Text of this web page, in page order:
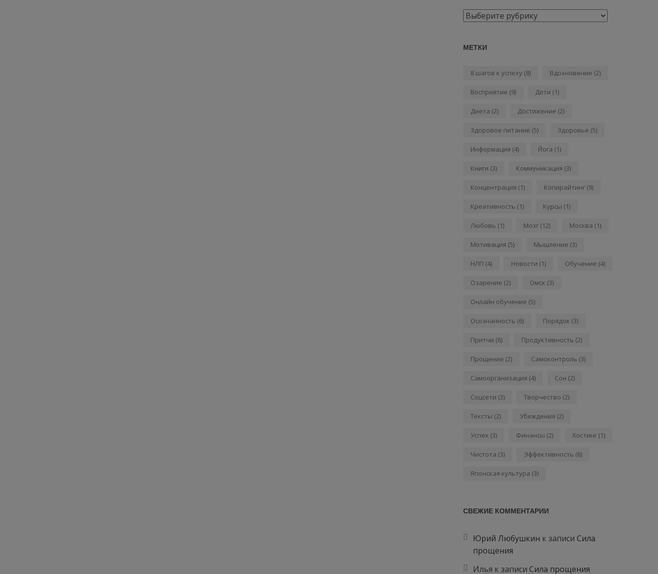
Рубрики
МЕТКИ
8 шагов к успеху (8) Вдохновение (2)
Восприятие (9) Дети (1)
Диета (2) Достижение (2)
Здоровое питание (5) Здоровье (5)
Информация (4) Йога (1)
Книги (3) Коммуникация (3)
Концентрация (1) Копирайтинг (9)
Креативность (1) Курсы (1)
Любовь (1) Мозг (12) Москва (1)
Мотивация (5) Мышление (3)
НЛП (4) Новости (1) Обучение (4)
Озарение (2) Омск (3)
Онлайн обучение (5)
Осознанность (6) Порядок (3)
Притчи (6) Продуктивность (2)
Прощение (2) Самоконтроль (3)
Самоорганизация (4) Сон (2)
Соцсети (3) Творчество (2)
Тексты (2) Убеждения (2)
Успех (3) Финансы (2) Хостинг (1)
Чистота (3) Эффективность (6)
Японская культура (3)
СВЕЖИЕ КОММЕНТАРИИ
Юрий Любушкин к записи Сила
прощения
Илья к записи Сила прощения